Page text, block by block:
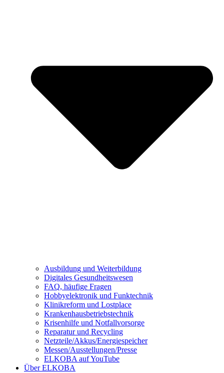
Ausbildung und Weiterbildung
Digitales Gesundheitswesen
FAQ, häufige Fragen
Hobbyelektronik und Funktechnik
Klinikreform und Lostplace
Krankenhausbetriebstechnik
Krisenhilfe und Notfallvorsorge
Reparatur und Recycling
Netzteile/Akkus/Energiespeicher
Messen/Ausstellungen/Presse
ELKOBA auf YouTube
Über ELKOBA